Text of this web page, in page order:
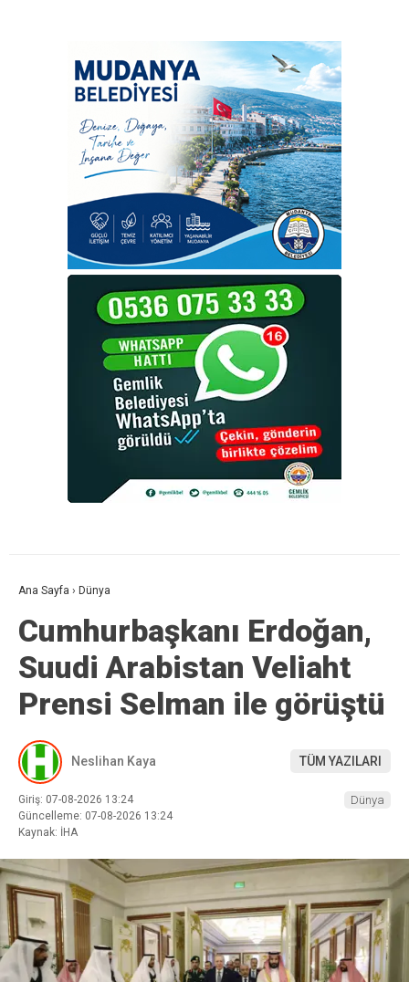
Ana Sayfa › Dünya
Cumhurbaşkanı Erdoğan,
Suudi Arabistan Veliaht
Prensi Selman ile görüştü
Neslihan Kaya TÜM YAZILARI
Giriş: 07-08-2026 13:24
Güncelleme: 07-08-2026 13:24
Kaynak: İHA
Dünya